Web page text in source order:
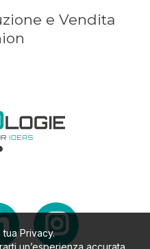
e Vendita
tua Privacy.
un’esperienza accurata